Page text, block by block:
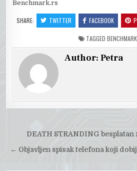
Benchmark.rs
SHARE: TWITTER FACEBOOK
TAGGED
Author:Petra
Post
navigation
DEATH STRANDING
← Objavljen spisak telefona koji